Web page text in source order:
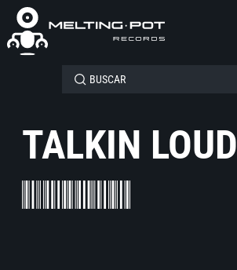
TALKIN LOUD